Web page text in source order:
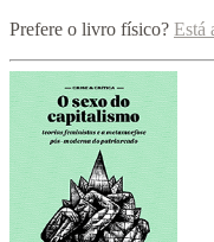
Prefere o livro físico? Está